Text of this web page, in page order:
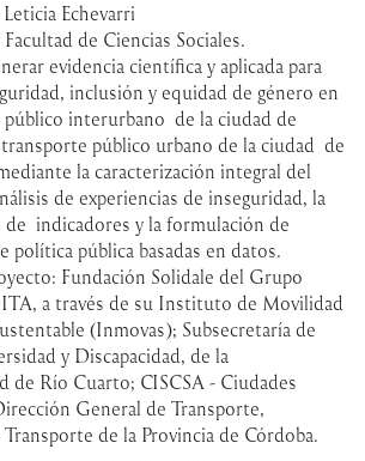
Echevarri
de Ciencias Sociales.
evidencia científica y aplicada para
inclusión y equidad de género en
interurbano de la ciudad de
público urbano de la ciudad de
la caracterización integral del
de experiencias de inseguridad, la
indicadores y la formulación de
política pública basadas en datos.
Fundación Solidale del Grupo
a través de su Instituto de Movilidad
(Inmovas); Subsecretaría de
y Discapacidad, de la
de Río Cuarto; CISCSA - Ciudades
General de Transporte,
Transporte de la Provincia de Córdoba.